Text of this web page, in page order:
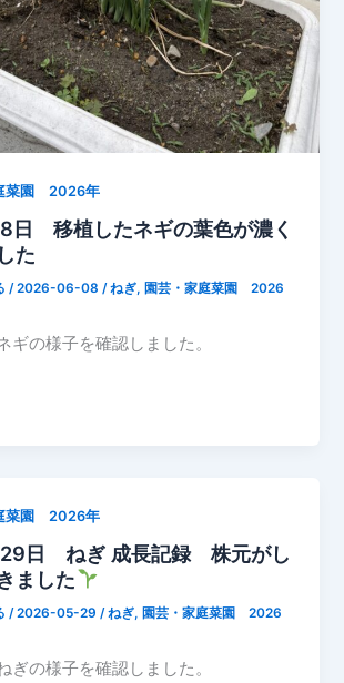
菜園 2026年
日 移植したネギの葉色が濃く
た
/2026-06-08/ねぎ, 園芸・家庭菜園 2026
ギの様子を確認しました。
菜園 2026年
日 ねぎ 成長記録 株元がし
ました
/2026-05-29/ねぎ, 園芸・家庭菜園 2026
ぎの様子を確認しました。